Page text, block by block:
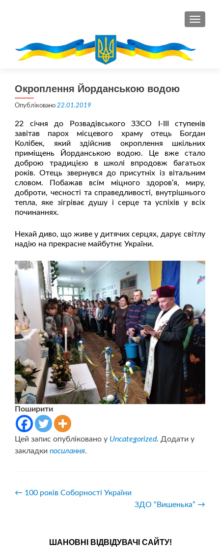
Окроплення Йорданською водою
Опубліковано 22.01.2019
22 січня до Розвадівського ЗЗСО І-ІІІ ступенів
завітав парох місцевого храму отець Богдан
Колібек, який здійснив окроплення шкільних
приміщень Йорданською водою. Це вже стало
доброю традицією в школі впродовж багатьох
років. Отець звернувся до присутніх із вітальним
словом. Побажав всім міцного здоров’я, миру,
доброти, чесності та справедливості, внутрішнього
тепла, яке зігріває душу і серце та успіхів у всіх
починаннях.
Нехай диво, що живе у дитячих серцях, дарує світлу
надію на прекрасне майбутнє України.
Поширити
Цей запис опубліковано у Uncategorized. Додати у
закладки посилання.
Навігація
← 100 років Соборності України
ЗДО “Вишенька” →
ШАНОВНІ ВІДВІДУВАЧІ САЙТУ!